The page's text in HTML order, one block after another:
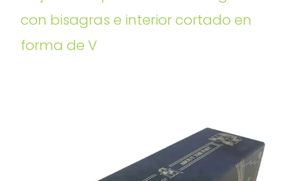
con bisagras e interior cortado en
forma de V